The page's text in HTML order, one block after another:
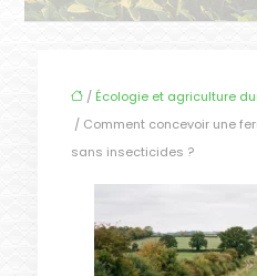
/ Écologie et agriculture
/ Comment concevoir une
sans insecticides ?